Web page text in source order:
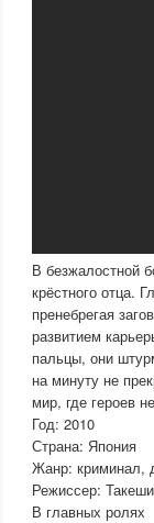
В безжалостной
крёстного отца.
пренебрегая
развитием
пальцы, они
на минуту не
мир, где героев
Год: 2010
Страна: Япония
Жанр: криминал,
Режиссер:
В главных ролях